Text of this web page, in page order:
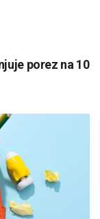
porez na 10